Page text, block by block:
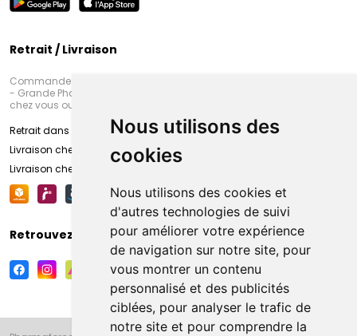
Nous utilisons des
cookies
Nous utilisons des cookies et
d'autres technologies de suivi
pour améliorer votre expérience
de navigation sur notre site, pour
vous montrer un contenu
personnalisé et des publicités
ciblées, pour analyser le trafic de
notre site et pour comprendre la
Retrait / Livraison
Commandez en ligne et venez chercher votre commande à Amiens
- Grande Pharmacie d’Amiens (Fachon) ou recevez-là rapidement
chez vous ou en point retrait
Retrait dans la pharmacie d’Amiens
Livraison chez vous
Livraison chez votre commerçant
Retrouvez-nous sur vos réseaux sociaux